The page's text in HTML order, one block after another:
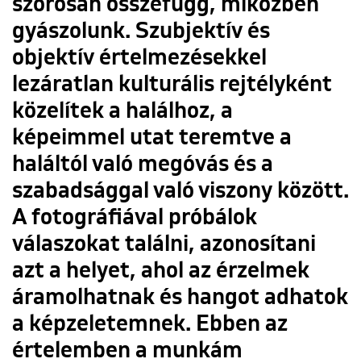
szorosan összefügg, miközben
gyászolunk. Szubjektív és
objektív értelmezésekkel
lezáratlan kulturális rejtélyként
közelítek a halálhoz, a
képeimmel utat teremtve a
haláltól való megóvás és a
szabadsággal való viszony között.
A fotográfiával próbálok
válaszokat találni, azonosítani
azt a helyet, ahol az érzelmek
áramolhatnak és hangot adhatok
a képzeletemnek. Ebben az
értelemben a munkám